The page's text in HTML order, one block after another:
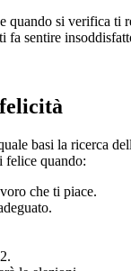
quando si verifica ti
fa sentire
basi la ricerca
felice quando:
che ti piace.